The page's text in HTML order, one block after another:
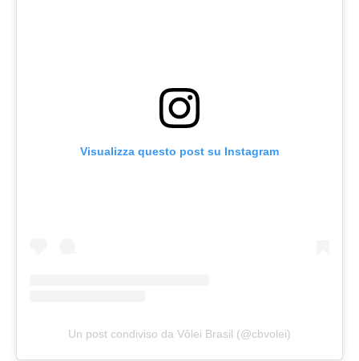
Visualizza questo post su Instagram
Un post condiviso da Vôlei Brasil (@cbvolei)